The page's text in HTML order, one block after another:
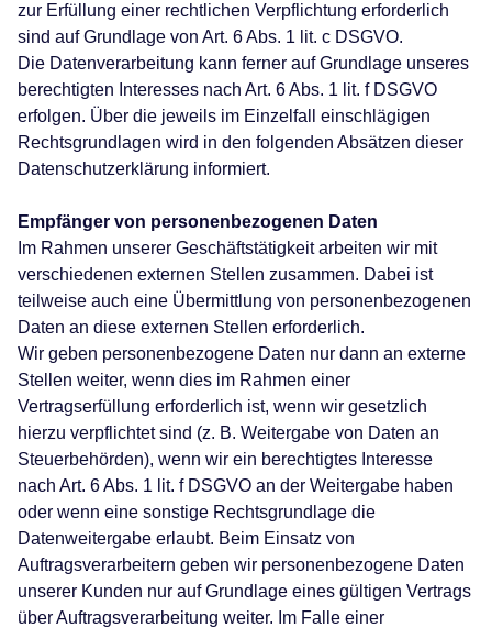
zur Erfüllung einer rechtlichen Verpflichtung erforderlich
sind auf Grundlage von Art. 6 Abs. 1 lit. c DSGVO.
Die Datenverarbeitung kann ferner auf Grundlage unseres
berechtigten Interesses nach Art. 6 Abs. 1 lit. f DSGVO
erfolgen. Über die jeweils im Einzelfall einschlägigen
Rechtsgrundlagen wird in den folgenden Absätzen dieser
Datenschutzerklärung informiert.
Empfänger von personenbezogenen Daten
Im Rahmen unserer Geschäftstätigkeit arbeiten wir mit
verschiedenen externen Stellen zusammen. Dabei ist
teilweise auch eine Übermittlung von personenbezogenen
Daten an diese externen Stellen erforderlich.
Wir geben personenbezogene Daten nur dann an externe
Stellen weiter, wenn dies im Rahmen einer
Vertragserfüllung erforderlich ist, wenn wir gesetzlich
hierzu verpflichtet sind (z. B. Weitergabe von Daten an
Steuerbehörden), wenn wir ein berechtigtes Interesse
nach Art. 6 Abs. 1 lit. f DSGVO an der Weitergabe haben
oder wenn eine sonstige Rechtsgrundlage die
Datenweitergabe erlaubt. Beim Einsatz von
Auftragsverarbeitern geben wir personenbezogene Daten
unserer Kunden nur auf Grundlage eines gültigen Vertrags
über Auftragsverarbeitung weiter. Im Falle einer